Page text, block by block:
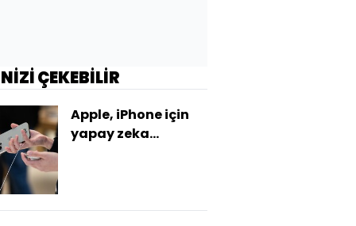
ÇEKEBİLİR
Apple, iPhone için
yapay zeka